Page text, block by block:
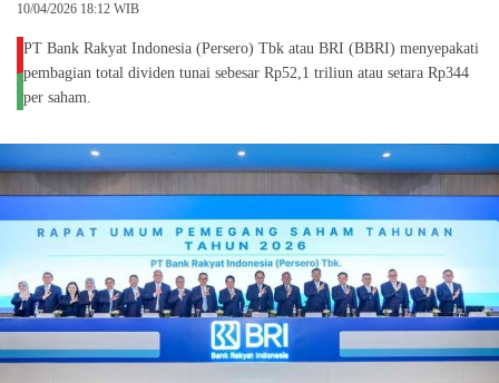
10/04/2026 18:12 WIB
PT Bank Rakyat Indonesia (Persero) Tbk atau BRI (BBRI) menyepakati
pembagian total dividen tunai sebesar Rp52,1 triliun atau setara Rp344
per saham.